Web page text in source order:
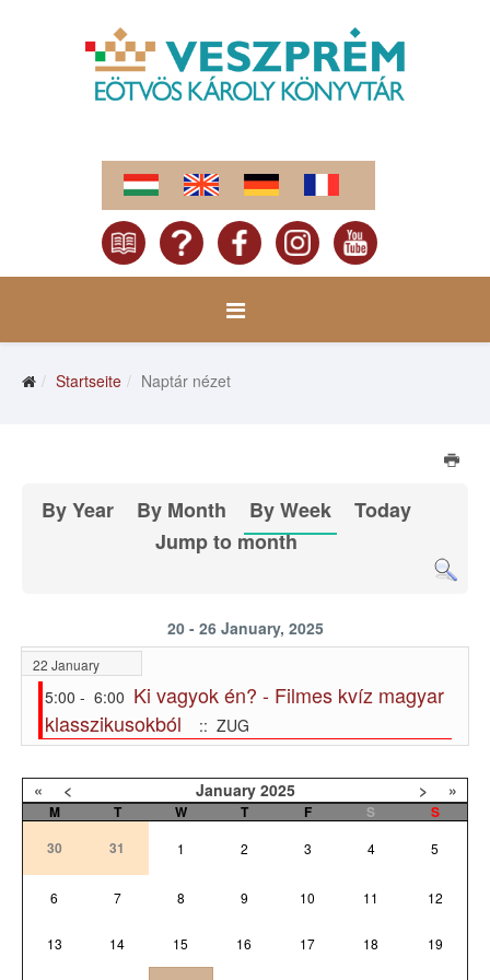
Startseite Naptár nézet
By Year By Month By Week
Today
Jump to month
20 - 26 January, 2025
22 January
5:00 - 6:00 Ki vagyok én? - Filmes kvíz magyar
klasszikusokból
:: ZUG
« < January 2025 > »
M T W T F S
S
30
31 1 2 3 4 5
6 7 8 9 10 11 12
13 14 15 16 17 18 19